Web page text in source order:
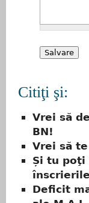
Citiţi şi:
Vrei să
BN!
Vrei să
Și tu poţi
Deficit